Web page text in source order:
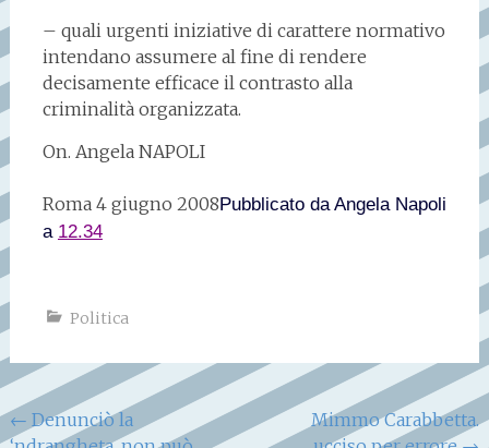
– quali urgenti iniziative di carattere normativo
intendano assumere al fine di rendere
decisamente efficace il contrasto alla
criminalità organizzata.
On. Angela NAPOLI
Roma 4 giugno 2008Pubblicato daAngela Napoli
a 12.34
Politica
Navigazione
← Denunciò la
Mimmo Carabbetta.